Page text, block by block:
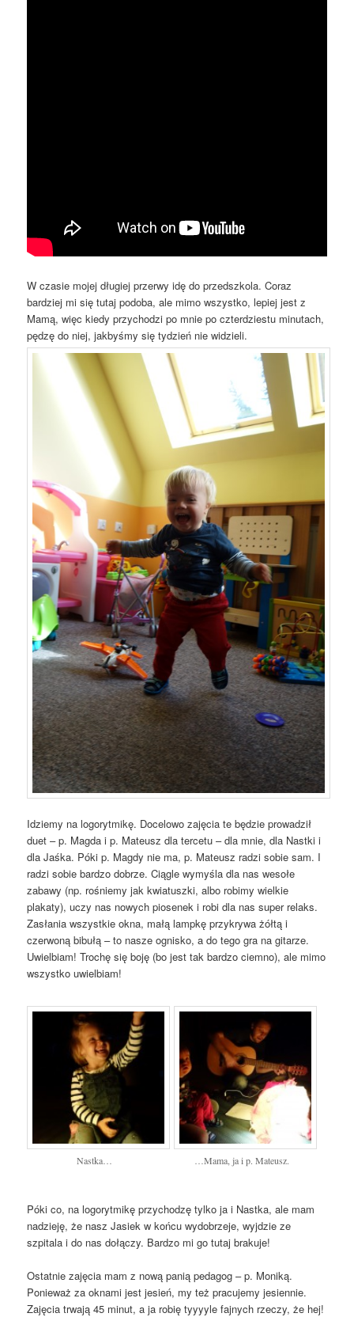
W czasie mojej długiej przerwy idę do przedszkola. Coraz
bardziej mi się tutaj podoba, ale mimo wszystko, lepiej jest z
Mamą, więc kiedy przychodzi po mnie po czterdziestu minutach,
pędzę do niej, jakbyśmy się tydzień nie widzieli.
Idziemy na logorytmikę. Docelowo zajęcia te będzie prowadził
duet – p. Magda i p. Mateusz dla tercetu – dla mnie, dla Nastki i
dla Jaśka. Póki p. Magdy nie ma, p. Mateusz radzi sobie sam. I
radzi sobie bardzo dobrze. Ciągle wymyśla dla nas wesołe
zabawy (np. rośniemy jak kwiatuszki, albo robimy wielkie
plakaty), uczy nas nowych piosenek i robi dla nas super relaks.
Zasłania wszystkie okna, małą lampkę przykrywa żółtą i
czerwoną bibułą – to nasze ognisko, a do tego gra na gitarze.
Uwielbiam! Trochę się boję (bo jest tak bardzo ciemno), ale mimo
wszystko uwielbiam!
Nastka… …Mama, ja i p. Mateusz.
Póki co, na logorytmikę przychodzę tylko ja i Nastka, ale mam
nadzieję, że nasz Jasiek w końcu wydobrzeje, wyjdzie ze
szpitala i do nas dołączy. Bardzo mi go tutaj brakuje!
Ostatnie zajęcia mam z nową panią pedagog – p. Moniką.
Ponieważ za oknami jest jesień, my też pracujemy jesiennie.
Zajęcia trwają 45 minut, a ja robię tyyyyle fajnych rzeczy, że hej!